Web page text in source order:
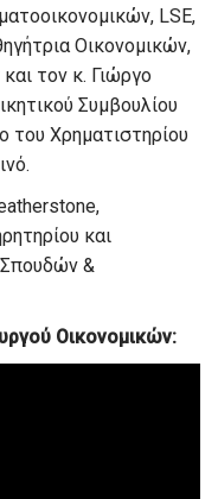
LSE,
Οικονομικών,
τον κ. Γιώργο
Συμβουλίου
του Χρηματιστηρίου
και
&
Οικονομικών: